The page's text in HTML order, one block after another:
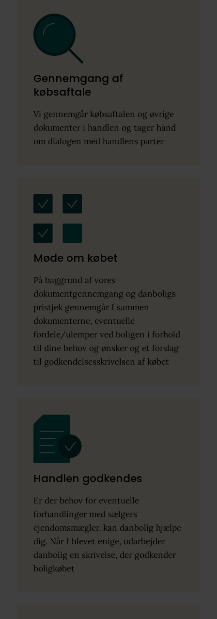
Gennemgang af
købsaftale
Vi gennemgår købsaftalen og øvrige
dokumenter i handlen og tager hånd
om dialogen med handlens parter
Møde om købet
På baggrund af vores
dokumentgennemgang og danboligs
pristjek gennemgår I sammen
dokumenterne, eventuelle
fordele/ulemper ved boligen i forhold
til dine behov og ønsker og et forslag
til godkendelsesskrivelsen af købet
Handlen godkendes
Er der behov for eventuelle
forhandlinger med sælgers
ejendomsmægler, kan danbolig hjælpe
dig. Når I blevet enige, udarbejder
danbolig en skrivelse, der godkender
boligkøbet